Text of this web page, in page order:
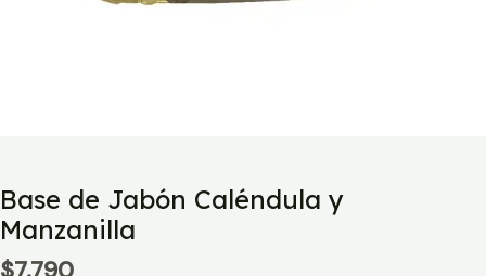
Base de Jabón Caléndula y
Manzanilla
$7.790